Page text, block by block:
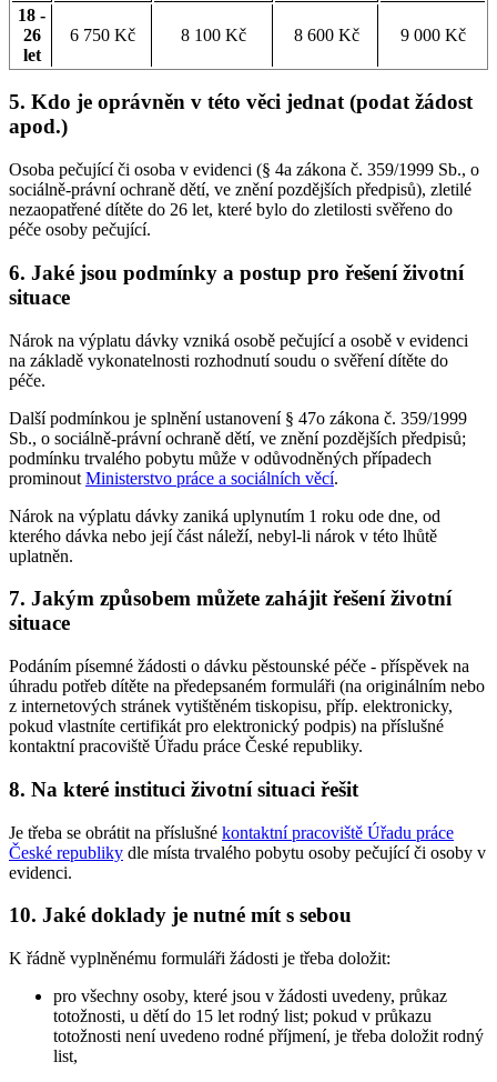
18 -
26
let
6 750 Kč 8 100 Kč 8 600 Kč 9 000 Kč
5. Kdo je oprávněn v této věci jednat (podat žádost
apod.)
Osoba pečující či osoba v evidenci (§ 4a zákona č. 359/1999 Sb., o
sociálně-právní ochraně dětí, ve znění pozdějších předpisů), zletilé
nezaopatřené dítěte do 26 let, které bylo do zletilosti svěřeno do
péče osoby pečující.
6. Jaké jsou podmínky a postup pro řešení životní
situace
Nárok na výplatu dávky vzniká osobě pečující a osobě v evidenci
na základě vykonatelnosti rozhodnutí soudu o svěření dítěte do
péče.
Další podmínkou je splnění ustanovení § 47o zákona č. 359/1999
Sb., o sociálně-právní ochraně dětí, ve znění pozdějších předpisů;
podmínku trvalého pobytu může v odůvodněných případech
prominout Ministerstvo práce a sociálních věcí.
Nárok na výplatu dávky zaniká uplynutím 1 roku ode dne, od
kterého dávka nebo její část náleží, nebyl-li nárok v této lhůtě
uplatněn.
7. Jakým způsobem můžete zahájit řešení životní
situace
Podáním písemné žádosti o dávku pěstounské péče - příspěvek na
úhradu potřeb dítěte na předepsaném formuláři (na originálním nebo
z internetových stránek vytištěném tiskopisu, příp. elektronicky,
pokud vlastníte certifikát pro elektronický podpis) na příslušné
kontaktní pracoviště Úřadu práce České republiky.
8. Na které instituci životní situaci řešit
Je třeba se obrátit na příslušné kontaktní pracoviště Úřadu práce
České republiky dle místa trvalého pobytu osoby pečující či osoby v
evidenci.
10. Jaké doklady je nutné mít s sebou
K řádně vyplněnému formuláři žádosti je třeba doložit:
pro všechny osoby, které jsou v žádosti uvedeny, průkaz
totožnosti, u dětí do 15 let rodný list; pokud v průkazu
totožnosti není uvedeno rodné příjmení, je třeba doložit rodný
list,